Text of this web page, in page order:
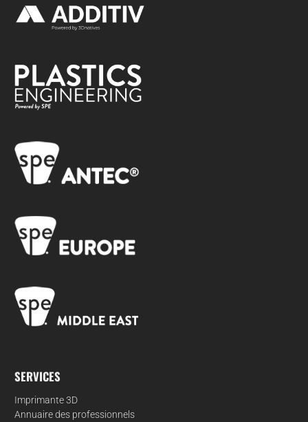
SERVICES
Imprimante 3D
Annuaire des professionnels